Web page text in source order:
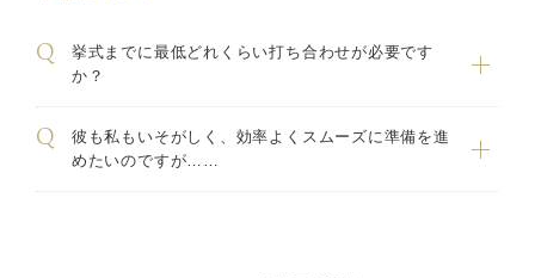
挙式までに最低どれくらい打ち合わせが必要です
か？
彼も私もいそがしく、効率よくスムーズに準備を進
めたいのですが……